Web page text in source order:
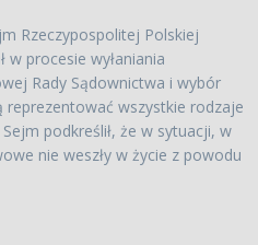
Rzeczypospolitej Polskiej
w procesie wyłaniania
Rady Sądownictwa i wybór
wszystkie rodzaje
podkreślił, że w sytuacji, w
nie weszły w życie z powodu